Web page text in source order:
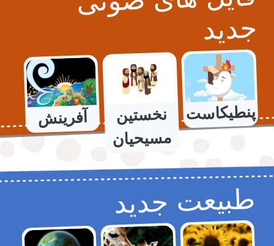
جدید
پنطیکاست نخستین
مسیحیان
آفرینش
طبیعت جدید